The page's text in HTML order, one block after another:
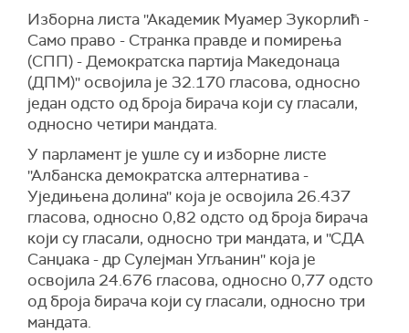
Изборна листа ''Академик Муамер Зукорлић -
Само право - Странка правде и помирења
(СПП) - Демократска партија Македонаца
(ДПМ)'' освојила је 32.170 гласова, односно
један одсто од броја бирача који су гласали,
односно четири мандата.
У парламент је ушле су и изборне листе
''Албанска демократска алтернатива -
Уједињена долина'' која је освојила 26.437
гласова, односно 0,82 одсто од броја бирача
који су гласали, односно три мандата, и ''СДА
Санџака - др Сулејман Угљанин'' која је
освојила 24.676 гласова, односно 0,77 одсто
од броја бирача који су гласали, односно три
мандата.